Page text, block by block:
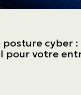
posture cyber
pour votre